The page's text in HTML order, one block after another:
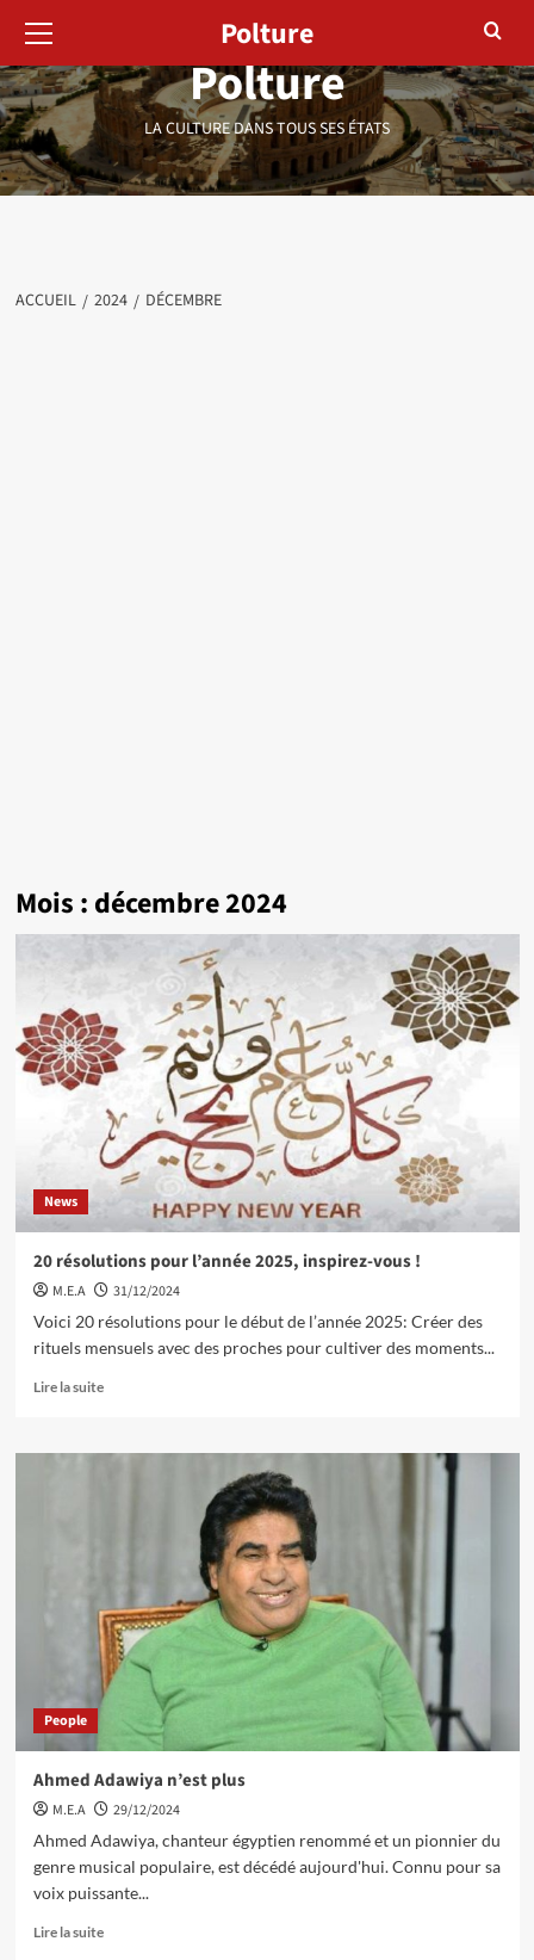
contenu
Polture
LA CULTURE DANS TOUS SES ÉTATS
principal
Polture
ACCUEIL 2024 DÉCEMBRE
Mois : décembre 2024
News
20 résolutions pour l’année 2025, inspirez-vous !
M.E.A
31/12/2024
Voici 20 résolutions pour le début de l’année 2025: Créer des
rituels mensuels avec des proches pour cultiver des moments...
Lire la suite
People
Ahmed Adawiya n’est plus
M.E.A
29/12/2024
Ahmed Adawiya, chanteur égyptien renommé et un pionnier du
genre musical populaire, est décédé aujourd'hui. Connu pour sa
voix puissante...
Lire la suite